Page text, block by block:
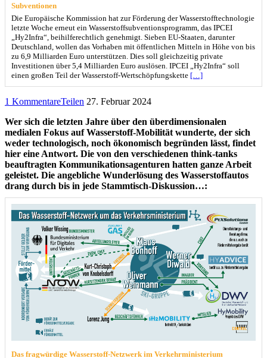
Subventionen
Die Europäische Kommission hat zur Förderung der Wasserstofftechnologie
letzte Woche erneut ein Wasserstoffsubventionsprogramm, das IPCEI
„Hy2Infra“, beihilferechtlich genehmigt. Sieben EU-Staaten, darunter
Deutschland, wollen das Vorhaben mit öffentlichen Mitteln in Höhe von bis
zu 6,9 Milliarden Euro unterstützen. Dies soll gleichzeitig private
Investitionen über 5,4 Milliarden Euro auslösen. IPCEI „Hy2Infra“ soll
einen großen Teil der Wasserstoff-Wertschöpfungskette […]
1 KommentareTeilen 27. Februar 2024
Wer sich die letzten Jahre über den überdimensionalen
medialen Fokus auf Wasserstoff-Mobilität wunderte, der sich
weder technologisch, noch ökonomisch begründen lässt, findet
hier eine Antwort. Die von den verschiedenen think-tanks
beauftragten Kommunikationsagenturen hatten ganze Arbeit
geleistet. Die angebliche Wunderlösung des Wasserstoffautos
drang durch bis in jede Stammtisch-Diskussion…:
Das fragwürdige Wasserstoff-Netzwerk im Verkehrministerium